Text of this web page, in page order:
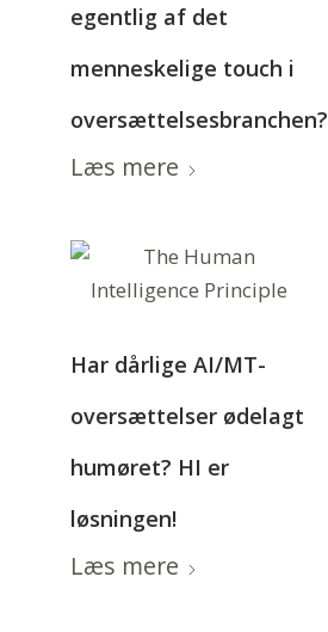
egentlig af det
menneskelige touch i
oversættelsesbranchen?
Læs mere
Har dårlige AI/MT-
oversættelser ødelagt
humøret? HI er
løsningen!
Læs mere